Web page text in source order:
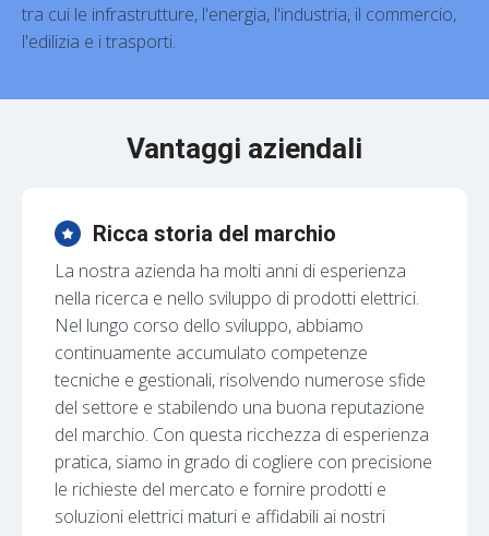
tra cui le infrastrutture, l'energia, l'industria, il commercio,
l'edilizia e i trasporti.
Vantaggi aziendali
Ricca storia del marchio
La nostra azienda ha molti anni di esperienza
nella ricerca e nello sviluppo di prodotti elettrici.
Nel lungo corso dello sviluppo, abbiamo
continuamente accumulato competenze
tecniche e gestionali, risolvendo numerose sfide
del settore e stabilendo una buona reputazione
del marchio. Con questa ricchezza di esperienza
pratica, siamo in grado di cogliere con precisione
le richieste del mercato e fornire prodotti e
soluzioni elettrici maturi e affidabili ai nostri